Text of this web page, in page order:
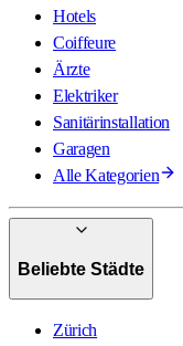
Hotels
Coiffeure
Ärzte
Elektriker
Sanitärinstallation
Garagen
Alle Kategorien
Beliebte Städte
Zürich